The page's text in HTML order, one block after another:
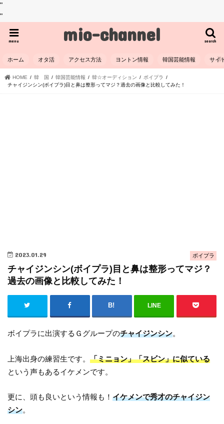
"
"
mio-channel search
menu
ホーム オタ活 アクセス方法 ヨントン情報 韓国芸能情報 サイ
HOME 韓 国 韓国芸能情報 韓☆オーディション
ボイプラ
チャイジンシン(ボイプラ)目と鼻は整形ってマジ？過去の画像と比較してみた！
ボイプラ
2023.01.29
チャイジンシン(ボイプラ)目と鼻は整形ってマジ？
過去の画像と比較してみた！
LINE
ボイプラに出演するＧグループのチャイジンシン。
上海出身の練習生です。「ミニョン」「スビン」に似ている
という声もあるイケメンです。
更に、頭も良いという情報も！イケメンで秀才のチャイジン
シン。